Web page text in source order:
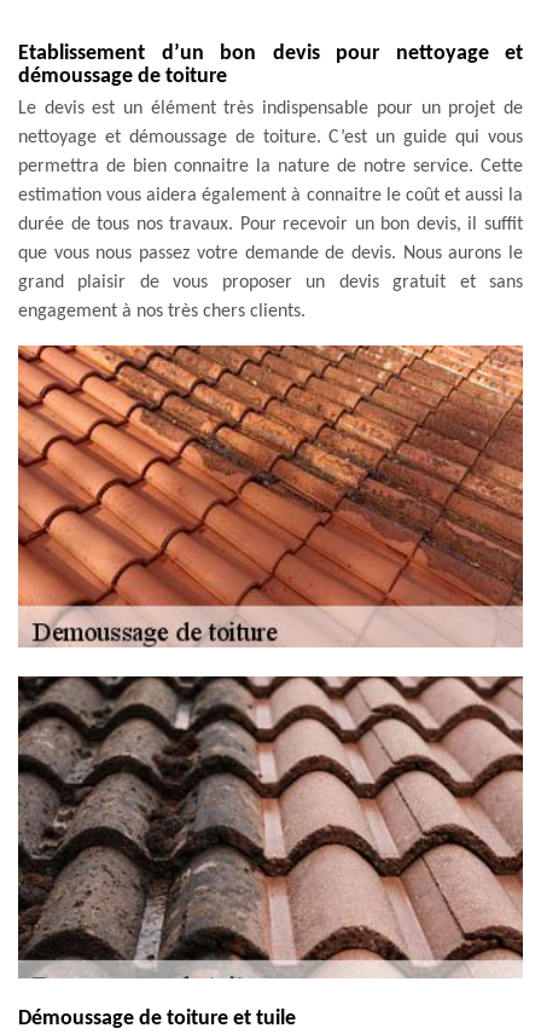
Etablissement d’un bon devis pour nettoyage et
démoussage de toiture
Le devis est un élément très indispensable pour un projet de
nettoyage et démoussage de toiture. C’est un guide qui vous
permettra de bien connaitre la nature de notre service. Cette
estimation vous aidera également à connaitre le coût et aussi la
durée de tous nos travaux. Pour recevoir un bon devis, il suffit
que vous nous passez votre demande de devis. Nous aurons le
grand plaisir de vous proposer un devis gratuit et sans
engagement à nos très chers clients.
Démoussage de toiture et tuile